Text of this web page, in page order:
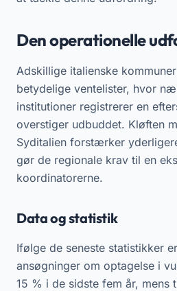
Den operationelle
Adskillige italienske
betydelige ventelister, hvor
institutioner registrerer en
overstiger udbuddet. Kløften
Syditalien forstærker
gør de regionale krav til en
koordinatorerne.
Data og statistik
Ifølge de seneste statistikker
ansøgninger om optagelse i
15 % i de sidste fem år,